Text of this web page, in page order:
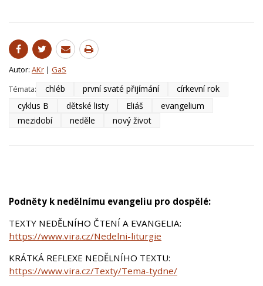
Autor: AKr | GaS
Témata:
chléb první svaté přijímání
církevní rok
cyklus B
dětské listy Eliáš
evangelium
mezidobí
neděle nový život
Podněty k nedělnímu evangeliu pro dospělé:
TEXTY NEDĚLNÍHO ČTENÍ A EVANGELIA:
https://www.vira.cz/Nedelni-liturgie
KRÁTKÁ REFLEXE NEDĚLNÍHO TEXTU:
https://www.vira.cz/Texty/Tema-tydne/